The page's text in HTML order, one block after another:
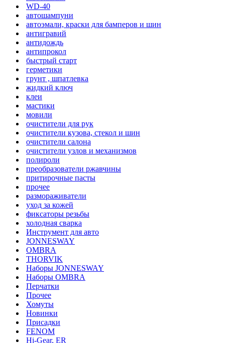
WD-40
автошампуни
автоэмали, краски для бамперов и шин
антигравий
антидождь
антипрокол
быстрый старт
герметики
грунт , шпатлевка
жидкий ключ
клеи
мастики
мовили
очистители для рук
очистители кузова, стекол и шин
очистители салона
очистители узлов и механизмов
полироли
преобразователи ржавчины
притирочные пасты
прочее
размораживатели
уход за кожей
фиксаторы резьбы
холодная сварка
Инструмент для авто
JONNESWAY
OMBRA
THORVIK
Наборы JONNESWAY
Наборы OMBRA
Перчатки
Прочее
Хомуты
Новинки
Присадки
FENOM
Hi-Gear, ER